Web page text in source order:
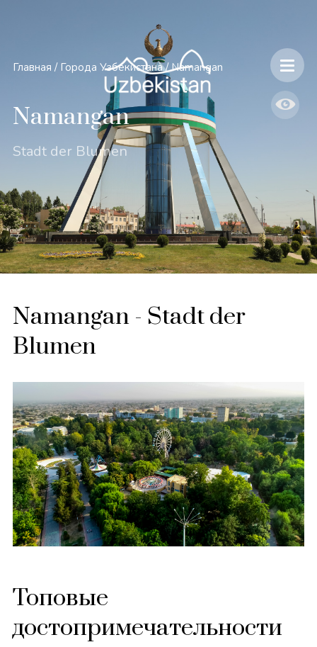
Главная / Города Узбекистана / Namangan
Namangan
Stadt der Blumen
Namangan - Stadt der
Blumen
Топовые
достопримечательности